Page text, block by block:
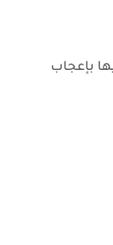
بإعجاب